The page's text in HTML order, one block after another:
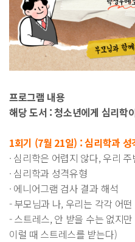
프로그램 내용
해당 도서 : 청소년에게 심리학
1회기 (7월 21일) : 심리학과 성
· 심리학은 어렵지 않다, 우리
· 심리학과 성격유형
· 에니어그램 검사 결과 해석
- 부모님과 나, 우리는 각각 어
- 스트레스, 안 받을 수는 없지
이럴 때 스트레스를 받는다)